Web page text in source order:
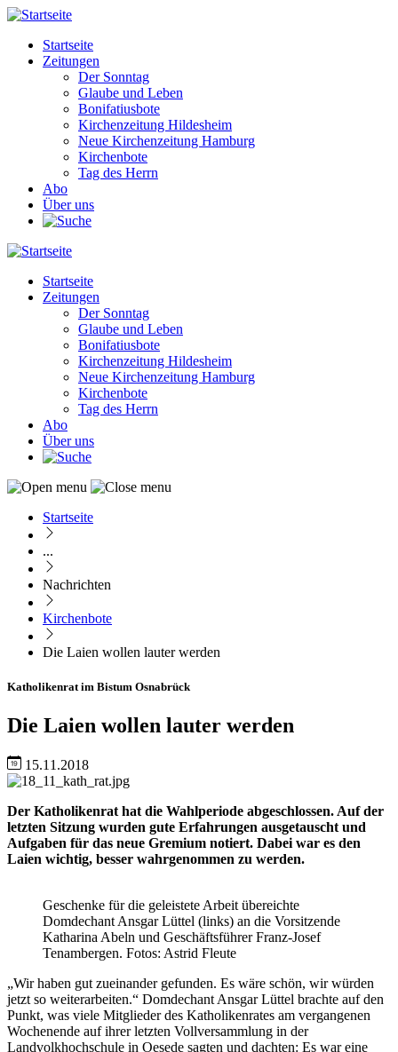
Direkt
Inhalt
Main
navigation
Startseite
Zeitungen
Der Sonntag
Glaube und Leben
Bonifatiusbote
Kirchenzeitung Hildesheim
Neue Kirchenzeitung Hamburg
Kirchenbote
Tag des Herrn
Abo
Über uns
Main
navigation
Startseite
Zeitungen
Der Sonntag
Glaube und Leben
Bonifatiusbote
Kirchenzeitung Hildesheim
Neue Kirchenzeitung Hamburg
Kirchenbote
Tag des Herrn
Abo
Über uns
Pfadnavigation
Startseite
...
Nachrichten
Kirchenbote
Die Laien wollen lauter werden
Katholikenrat im Bistum Osnabrück
Die Laien wollen lauter werden
15.11.2018
Image
Der Katholikenrat hat die Wahlperiode abgeschlossen. Auf der
letzten Sitzung wurden gute Erfahrungen ausgetauscht und
Aufgaben für das neue Gremium notiert. Dabei war es den
Laien wichtig, besser wahrgenommen zu werden.
Geschenke für die geleistete Arbeit übereichte
Domdechant Ansgar Lüttel (links) an die Vorsitzende
Katharina Abeln und Geschäftsführer Franz-Josef
Tenambergen. Fotos: Astrid Fleute
„Wir haben gut zueinander gefunden. Es wäre schön, wir würden
jetzt so weiterarbeiten.“ Domdechant Ansgar Lüttel brachte auf den
Punkt, was viele Mitglieder des Katholikenrates am vergangenen
Wochenende auf ihrer letzten Vollversammlung in der
Landvolkhochschule in Oesede sagten und dachten: Es war eine